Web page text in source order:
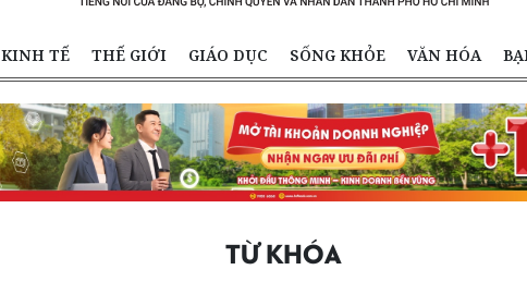
KINH TẾ THẾ GIỚI GIÁO DỤC SỐNG KHỎE VĂN HÓA
TỪ KHÓA